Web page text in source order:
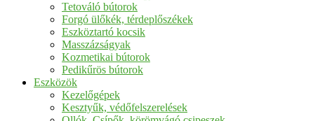
Tetováló bútorok
Forgó ülőkék, térdeplőszékek
Eszköztartó kocsik
Masszázságyak
Kozmetikai bútorok
Pedikűrös bútorok
Eszközök
Kezelőgépek
Kesztyűk, védőfelszerelések